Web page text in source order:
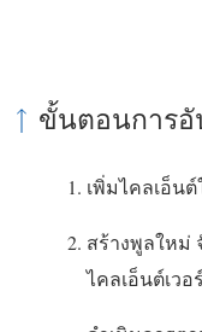
ขั้นตอนการอั
เพิ่มไคลเอ็น
สร้างพูลใหม่
ไคลเอ็นต์เว